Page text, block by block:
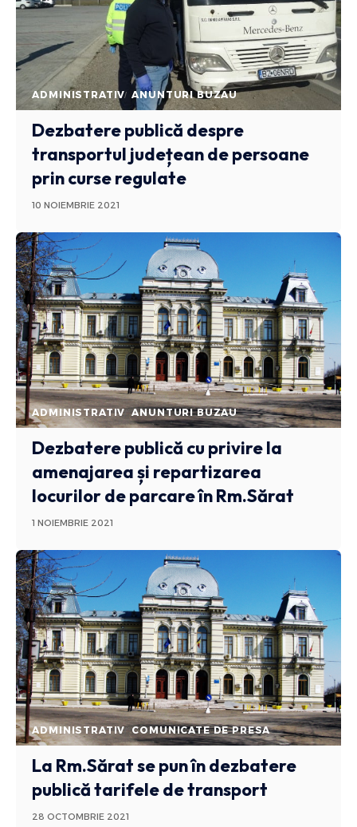
ADMINISTRATIV ANUNTURI BUZAU
Dezbatere publică despre
transportul județean de persoane
prin curse regulate
10 NOIEMBRIE 2021
ADMINISTRATIV ANUNTURI BUZAU
Dezbatere publică cu privire la
amenajarea și repartizarea
locurilor de parcare în Rm.Sărat
1 NOIEMBRIE 2021
ADMINISTRATIV COMUNICATE DE PRESA
La Rm.Sărat se pun în dezbatere
publică tarifele de transport
28 OCTOMBRIE 2021